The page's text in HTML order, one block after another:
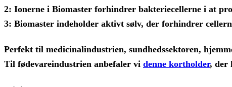
2: Ionerne i Biomaster forhindrer bakteriecellerne i at
3: Biomaster indeholder aktivt sølv, der forhindrer
Perfekt til medicinalindustrien, sundhedssektoren,
Til fødevareindustrien anbefaler vi denne kortholder, der